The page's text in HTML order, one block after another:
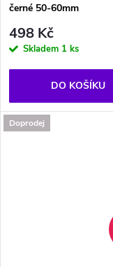
černé 50-60mm
498 Kč
Skladem 1 ks
DO KOŠÍKU
Doprodej